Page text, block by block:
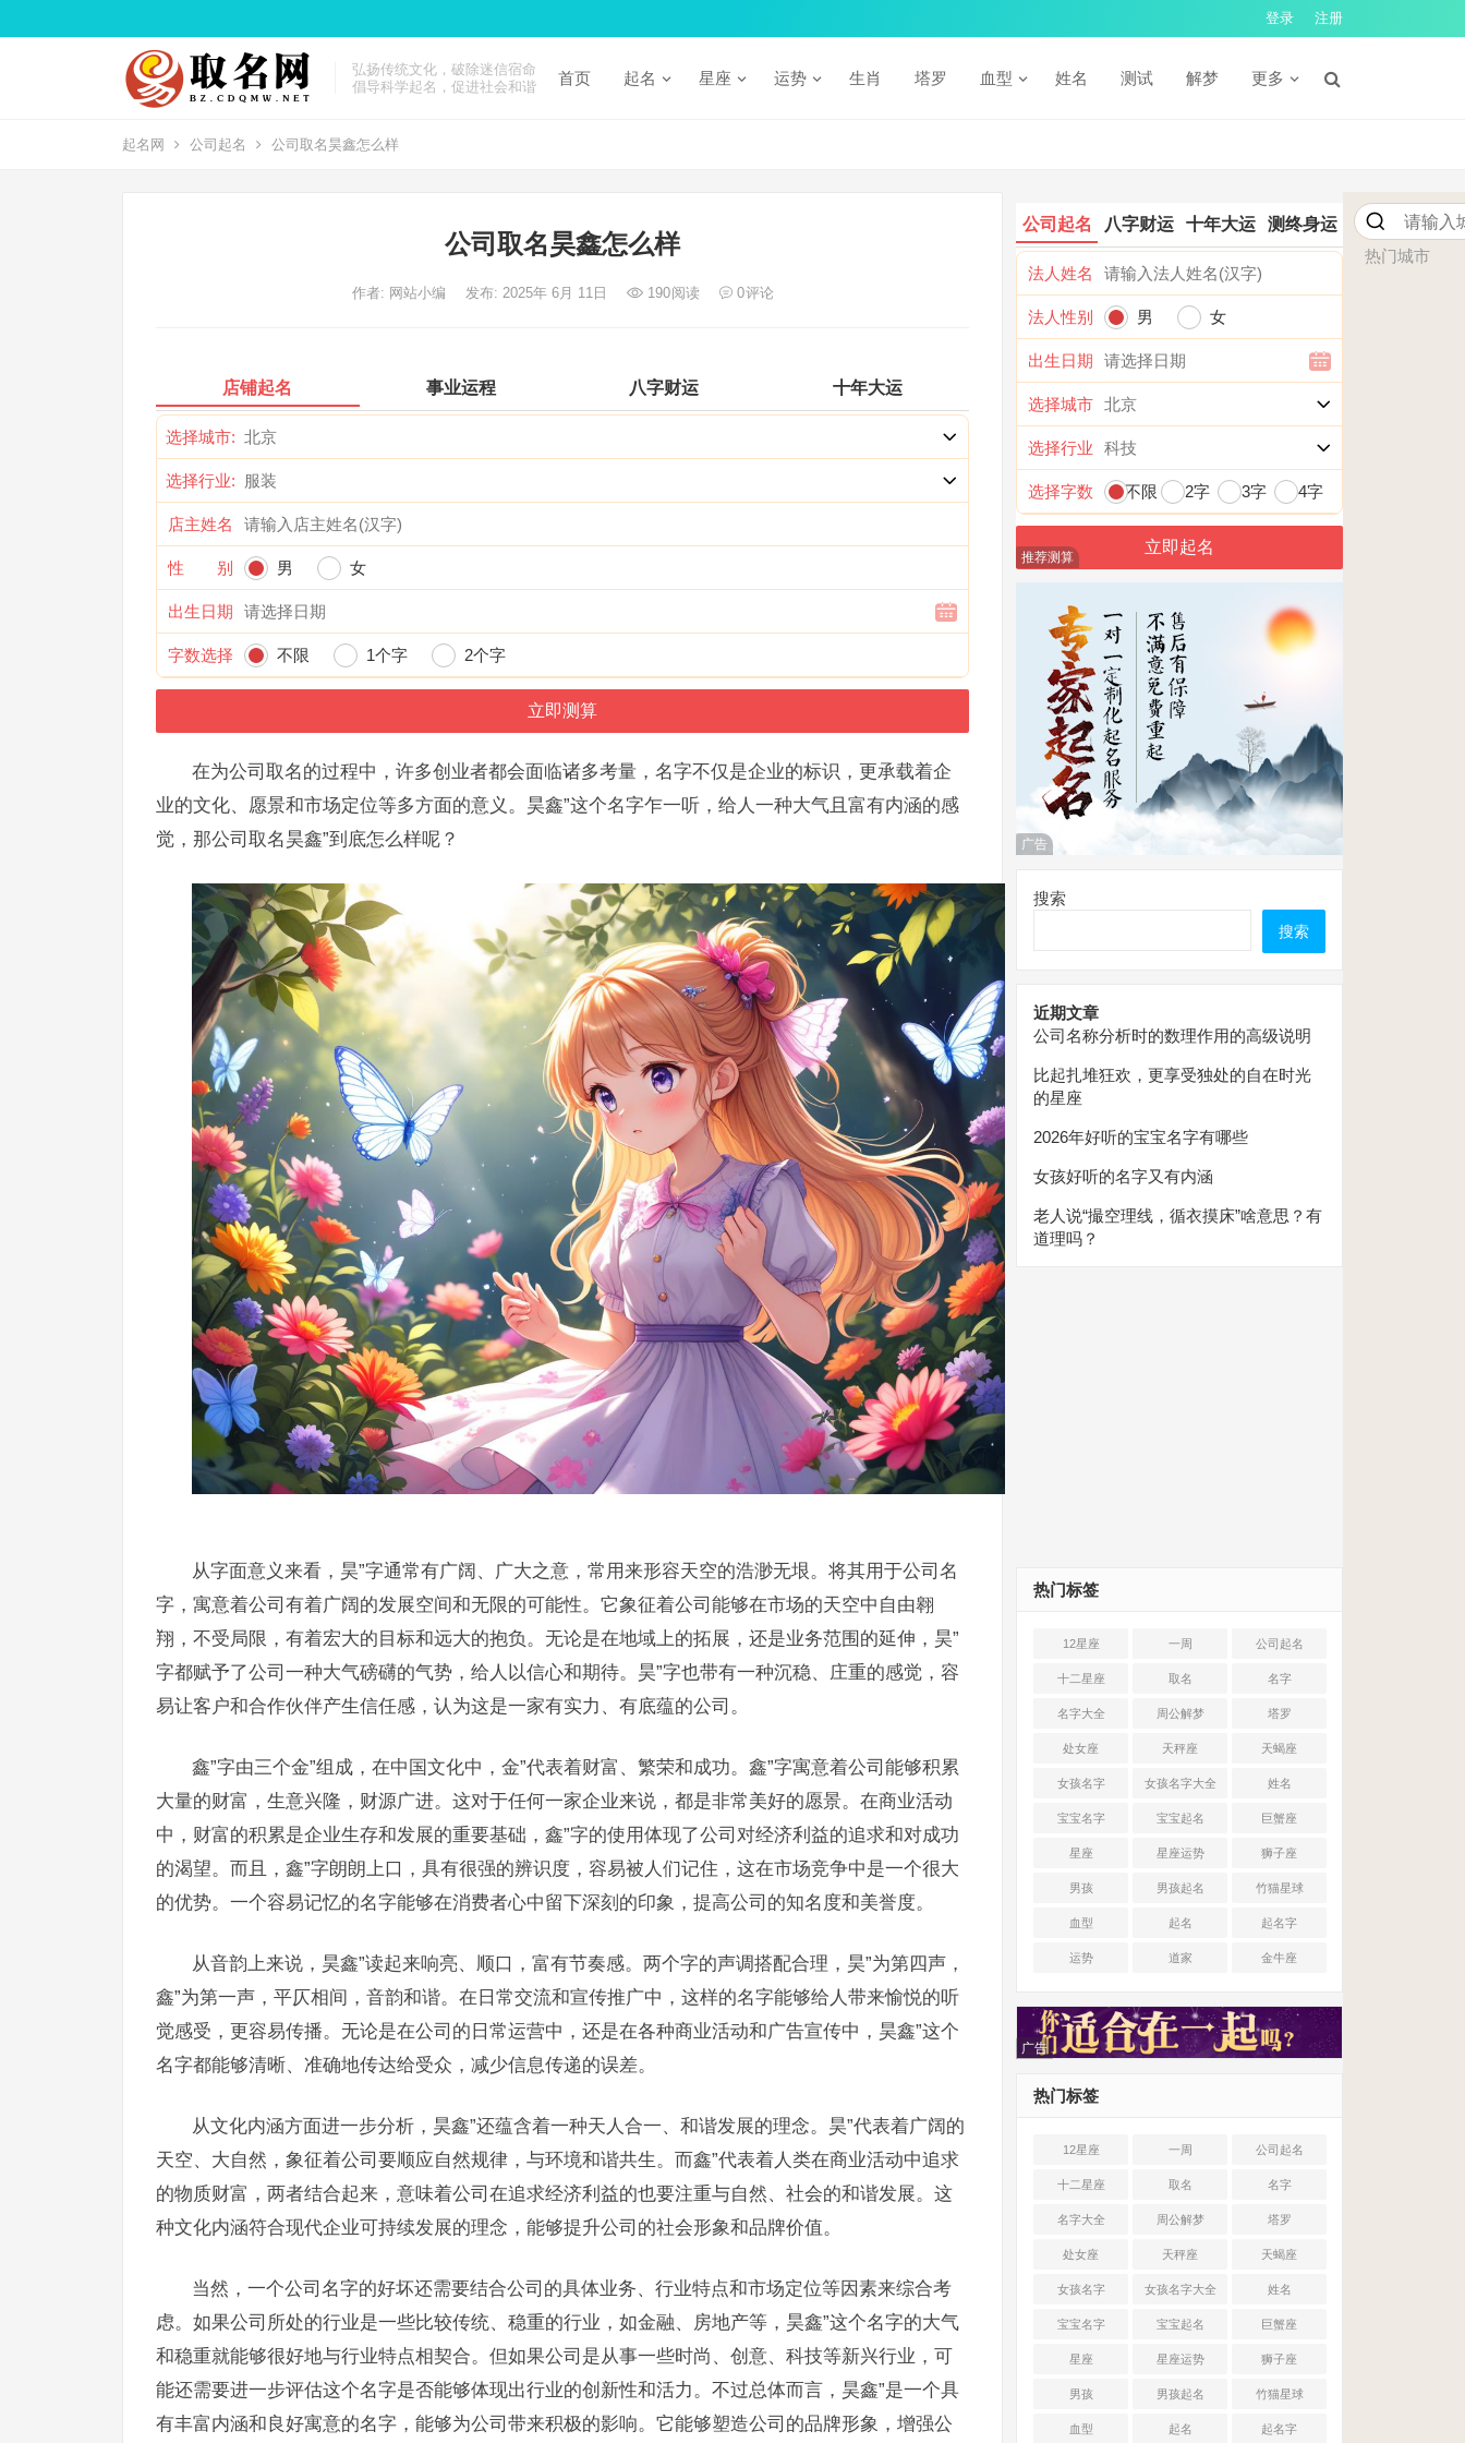
登录 注册
弘扬传统文化，破除迷信宿命
倡导科学起名，促进社会和谐
首页 起名 星座 运势 生肖 塔罗 血型 姓名 测试 解梦 更多
起名网 公司起名 公司取名昊鑫怎么样
公司取名昊鑫怎么样
作者: 网站小编 发布: 2025年 6月 11日 190阅读 0评论
店铺起名 事业运程 八字财运 十年大运
选择城市:
选择行业:
店主姓名
性 别 男 女
出生日期
字数选择 不限 1个字 2个字
在为公司取名的过程中，许多创业者都会面临诸多考量，名字不仅是企业的标识，更承载着企
业的文化、愿景和市场定位等多方面的意义。昊鑫”这个名字乍一听，给人一种大气且富有内涵的感
觉，那公司取名昊鑫”到底怎么样呢？
从字面意义来看，昊”字通常有广阔、广大之意，常用来形容天空的浩渺无垠。将其用于公司名
字，寓意着公司有着广阔的发展空间和无限的可能性。它象征着公司能够在市场的天空中自由翱
翔，不受局限，有着宏大的目标和远大的抱负。无论是在地域上的拓展，还是业务范围的延伸，昊”
字都赋予了公司一种大气磅礴的气势，给人以信心和期待。昊”字也带有一种沉稳、庄重的感觉，容
易让客户和合作伙伴产生信任感，认为这是一家有实力、有底蕴的公司。
鑫”字由三个金”组成，在中国文化中，金”代表着财富、繁荣和成功。鑫”字寓意着公司能够积累
大量的财富，生意兴隆，财源广进。这对于任何一家企业来说，都是非常美好的愿景。在商业活动
中，财富的积累是企业生存和发展的重要基础，鑫”字的使用体现了公司对经济利益的追求和对成功
的渴望。而且，鑫”字朗朗上口，具有很强的辨识度，容易被人们记住，这在市场竞争中是一个很大
的优势。一个容易记忆的名字能够在消费者心中留下深刻的印象，提高公司的知名度和美誉度。
从音韵上来说，昊鑫”读起来响亮、顺口，富有节奏感。两个字的声调搭配合理，昊”为第四声，
鑫”为第一声，平仄相间，音韵和谐。在日常交流和宣传推广中，这样的名字能够给人带来愉悦的听
觉感受，更容易传播。无论是在公司的日常运营中，还是在各种商业活动和广告宣传中，昊鑫”这个
名字都能够清晰、准确地传达给受众，减少信息传递的误差。
从文化内涵方面进一步分析，昊鑫”还蕴含着一种天人合一、和谐发展的理念。昊”代表着广阔的
天空、大自然，象征着公司要顺应自然规律，与环境和谐共生。而鑫”代表着人类在商业活动中追求
的物质财富，两者结合起来，意味着公司在追求经济利益的也要注重与自然、社会的和谐发展。这
种文化内涵符合现代企业可持续发展的理念，能够提升公司的社会形象和品牌价值。
当然，一个公司名字的好坏还需要结合公司的具体业务、行业特点和市场定位等因素来综合考
虑。如果公司所处的行业是一些比较传统、稳重的行业，如金融、房地产等，昊鑫”这个名字的大气
和稳重就能够很好地与行业特点相契合。但如果公司是从事一些时尚、创意、科技等新兴行业，可
能还需要进一步评估这个名字是否能够体现出行业的创新性和活力。不过总体而言，昊鑫”是一个具
有丰富内涵和良好寓意的名字，能够为公司带来积极的影响。它能够塑造公司的品牌形象，增强公
公司起名 八字财运 十年大运 测终身运
法人姓名
法人性别 男 女
出生日期
选择城市
选择行业
选择字数 不限 2字 3字 4字
热门城市
推荐测算
广告
搜索
搜索
近期文章
公司名称分析时的数理作用的高级说明
比起扎堆狂欢，更享受独处的自在时光
的星座
2026年好听的宝宝名字有哪些
女孩好听的名字又有内涵
老人说“撮空理线，循衣摸床”啥意思？有
道理吗？
热门标签
12星座 一周 公司起名
十二星座 取名 名字
名字大全 周公解梦 塔罗
处女座 天秤座 天蝎座
女孩名字 女孩名字大全 姓名
宝宝名字 宝宝起名 巨蟹座
星座 星座运势 狮子座
男孩 男孩起名 竹猫星球
血型 起名 起名字
运势 道家 金牛座
广告
热门标签
12星座 一周 公司起名
十二星座 取名 名字
名字大全 周公解梦 塔罗
处女座 天秤座 天蝎座
女孩名字 女孩名字大全 姓名
宝宝名字 宝宝起名 巨蟹座
星座 星座运势 狮子座
男孩 男孩起名 竹猫星球
血型 起名 起名字